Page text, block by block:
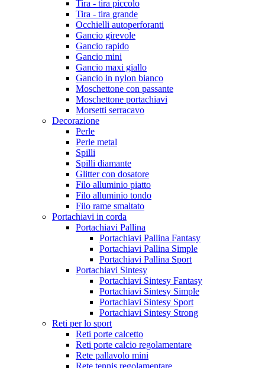
Tira - tira piccolo
Tira - tira grande
Occhielli autoperforanti
Gancio girevole
Gancio rapido
Gancio mini
Gancio maxi giallo
Gancio in nylon bianco
Moschettone con passante
Moschettone portachiavi
Morsetti serracavo
Decorazione
Perle
Perle metal
Spilli
Spilli diamante
Glitter con dosatore
Filo alluminio piatto
Filo alluminio tondo
Filo rame smaltato
Portachiavi in corda
Portachiavi Pallina
Portachiavi Pallina Fantasy
Portachiavi Pallina Simple
Portachiavi Pallina Sport
Portachiavi Sintesy
Portachiavi Sintesy Fantasy
Portachiavi Sintesy Simple
Portachiavi Sintesy Sport
Portachiavi Sintesy Strong
Reti per lo sport
Reti porte calcetto
Reti porte calcio regolamentare
Rete pallavolo mini
Rete tennis regolamentare